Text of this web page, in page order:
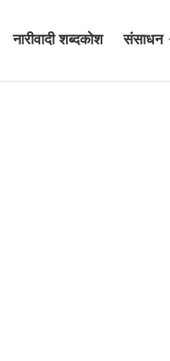
नारीवादी शब्दकोश संसाधन